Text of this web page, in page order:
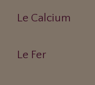
Le Calcium
Le Fer